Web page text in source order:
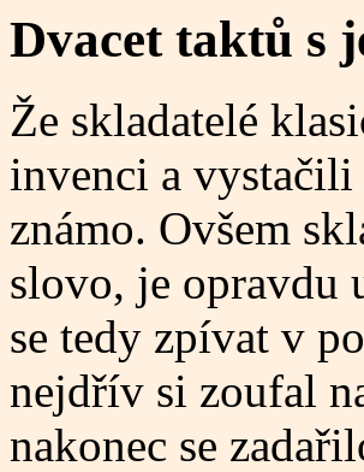
Dvacet taktů s
Že skladatelé
invenci a
známo. Ovšem
slovo, je opravdu
se tedy zpívat v
nejdřív si zoufal
nakonec se